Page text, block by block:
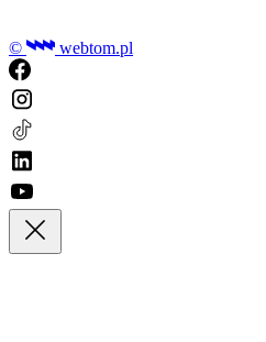
© webtom.pl